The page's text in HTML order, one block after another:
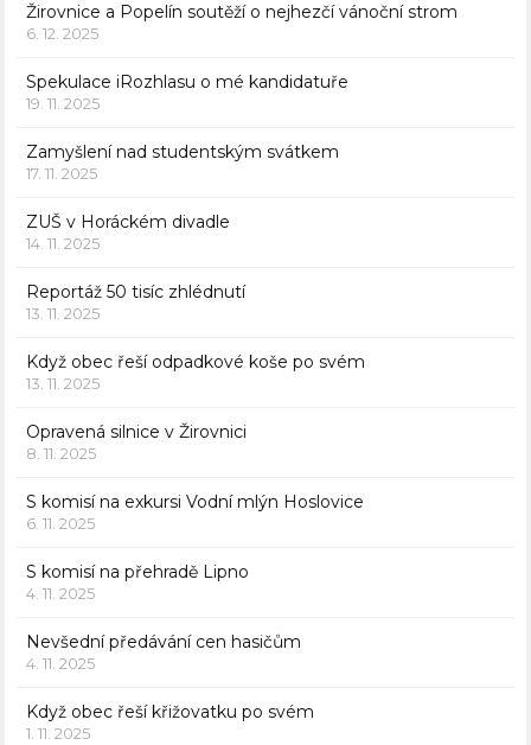
Žirovnice a Popelín soutěží o nejhezčí vánoční strom
6. 12. 2025
Spekulace iRozhlasu o mé kandidatuře
19. 11. 2025
Zamyšlení nad studentským svátkem
17. 11. 2025
ZUŠ v Horáckém divadle
14. 11. 2025
Reportáž 50 tisíc zhlédnutí
13. 11. 2025
Když obec řeší odpadkové koše po svém
13. 11. 2025
Opravená silnice v Žirovnici
8. 11. 2025
S komisí na exkursi Vodní mlýn Hoslovice
6. 11. 2025
S komisí na přehradě Lipno
4. 11. 2025
Nevšední předávání cen hasičům
4. 11. 2025
Když obec řeší křižovatku po svém
1. 11. 2025